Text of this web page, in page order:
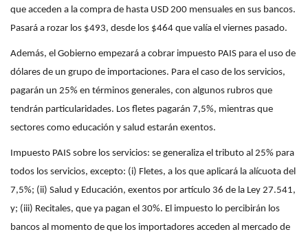
que acceden a la compra de hasta USD 200 mensuales en sus bancos.
Pasará a rozar los $493, desde los $464 que valía el viernes pasado.
Además, el Gobierno empezará a cobrar impuesto PAIS para el uso de
dólares de un grupo de importaciones. Para el caso de los servicios,
pagarán un 25% en términos generales, con algunos rubros que
tendrán particularidades. Los fletes pagarán 7,5%, mientras que
sectores como educación y salud estarán exentos.
Impuesto PAIS sobre los servicios: se generaliza el tributo al 25% para
todos los servicios, excepto: (i) Fletes, a los que aplicará la alícuota del
7,5%; (ii) Salud y Educación, exentos por artículo 36 de la Ley 27.541,
y; (iii) Recitales, que ya pagan el 30%. El impuesto lo percibirán los
bancos al momento de que los importadores acceden al mercado de